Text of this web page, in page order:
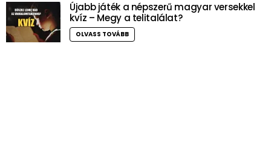
Újabb játék a népszerű magyar versekkel
kvíz – Megy a telitalálat?
OLVASS TOVÁBB